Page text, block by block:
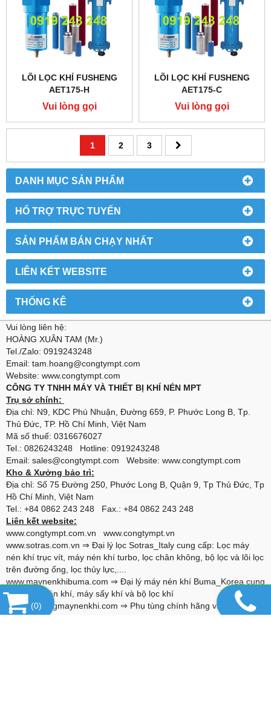
DANH MỤC SẢN PHẨM
HỔ TRỢ TRỰC TUYẾN
SẢN PHẨM BÁN CHẠY NHẤT
LIÊN KẾT WEBSITE
THỐNG KÊ
LÕI LỌC KHÍ FUSHENG
AET175-H
Vui lòng gọi
LÕI LỌC KHÍ FUSHENG
AET175-C
Vui lòng gọi
1 2 3
Vui lòng liên hệ:
HOÀNG XUÂN TAM (Mr.)
Tel./Zalo: 0919243248
Email: tam.hoang@congtympt.com
Website: www.congtympt.com
CÔNG TY TNHH MÁY VÀ THIẾT BỊ KHÍ NÉN MPT
Trụ sở chính:
Địa chỉ: N9, KDC Phú Nhuận, Đường 659, P. Phước Long B, Tp.
Thủ Đức, TP. Hồ Chí Minh, Việt Nam
Mã số thuế: 0316676027
Tel.: 0826243248 Hotline: 0919243248
Email: sales@congtympt.com Website: www.congtympt.com
Kho & Xưởng bảo trì:
Địa chỉ: Số 75 Đường 250, Phước Long B, Quận 9, Tp Thủ Đức, Tp
Hồ Chí Minh, Việt Nam
Tel.: +84 0862 243 248 Fax.: +84 0862 243 248
Liên kết website:
www.congtympt.com.vn
www.congtympt.vn
www.sotras.com.vn ⇒ Đại lý lọc Sotras_Italy cung cấp: Lọc máy
nén khí trục vít, máy nén khí turbo, lọc chân không, bộ lọc và lõi lọc
trên đường ống, lọc thủy lực,....
www.maynenkhibuma.com ⇒ Đại lý máy nén khí Buma_Korea cung
cấp: Máy nén khí, máy sấy khí và bộ lọc khí
www.phutungmaynenkhi.com ⇒ Phụ tùng chính hãng và thay thế
cho máy nén khí: Alascopco, Boge, Compair, Gardner Denver,
(0)